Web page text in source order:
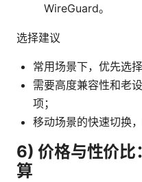
WireGuard。
选择建议
常用场景下，优先选
需要高度兼容性和老
项；
移动场景的快速切换
6) 价格与性价比
算